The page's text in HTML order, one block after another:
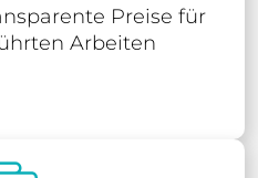
Preise für
Arbeiten